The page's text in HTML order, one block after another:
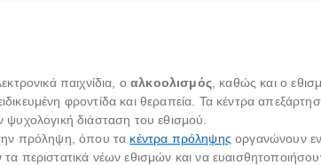
παιχνίδια, οαλκοολισμός, καθώς και ο
φροντίδα και θεραπεία. Τα κέντρα
διάσταση του εθισμού.
πρόληψη, όπου τα κέντρα πρόληψης οργανώνουν
περιστατικά νέων εθισμών και να